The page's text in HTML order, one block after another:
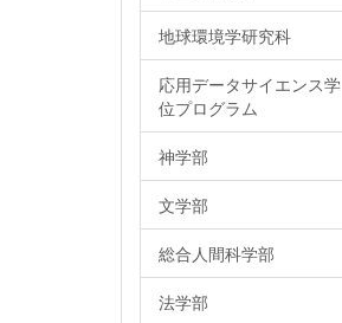
地球環境学研究科
応用データサイエンス学
位プログラム
神学部
文学部
総合人間科学部
法学部